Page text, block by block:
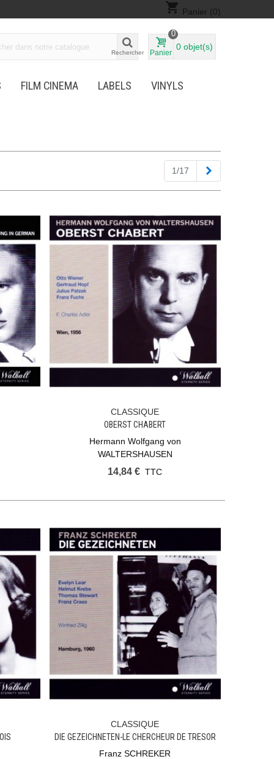
shopping_cart Panier (0)
Rechercher Panier
0
0 objet(s)
FILM CINEMA LABELS
VINYLS
1/17
Ajouter Au Panier
CLASSIQUE
OBERST CHABERT
Hermann Wolfgang von
WALTERSHAUSEN
14,84 € TTC
Ajouter Au Panier
CLASSIQUE
DIE GEZEICHNETEN-LE CHERCHEUR DE TRESOR
Franz SCHREKER